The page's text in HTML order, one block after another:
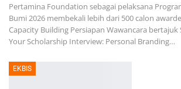
Pertamina Foundation sebagai pelaksana
Bumi 2026 membekali lebih dari 500 calon
Capacity Building Persiapan Wawancara bertajuk
Your Scholarship Interview: Personal Branding…
EKBIS